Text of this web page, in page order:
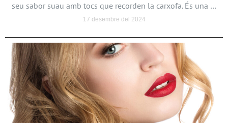
seu sabor suau amb tocs que recorden la carxofa. És una …
17 desembre del 2024